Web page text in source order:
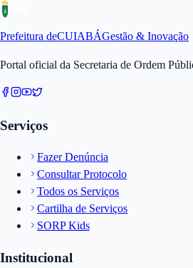
Prefeitura deCUIABÁGestão & Inovação
Portal oficial da Secretaria de Ordem
Serviços
Fazer Denúncia
Consultar Protocolo
Todos os Serviços
Cartilha de Serviços
SORP Kids
Institucional